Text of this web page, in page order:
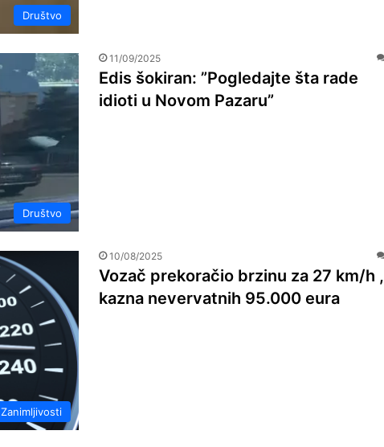
Društvo
Društvo
11/09/2025
Edis šokiran: ”Pogledajte šta rade
idioti u Novom Pazaru”
Zanimljivosti
10/08/2025
Vozač prekoračio brzinu za 27 km/h ,
kazna nevervatnih 95.000 eura